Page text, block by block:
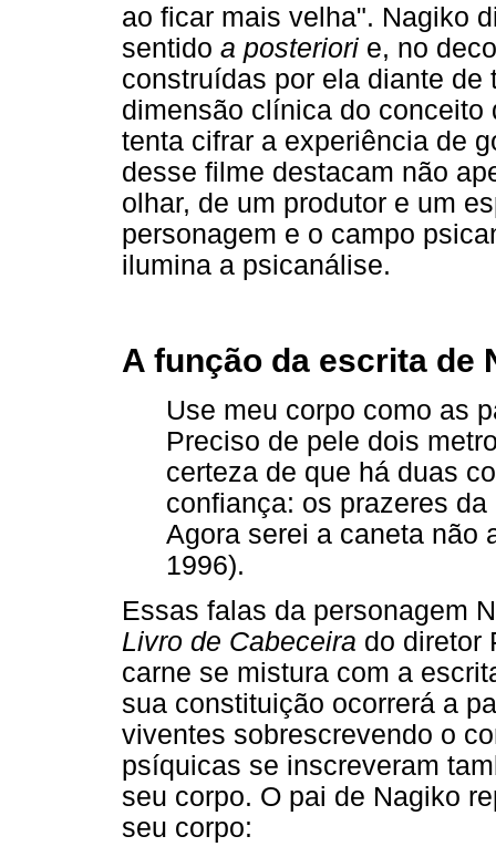
ao ficar mais velha". Nagiko
sentido a posteriori e, no
construídas por ela diante
dimensão clínica do conceito
tenta cifrar a experiência de
desse filme destacam não
olhar, de um produtor e um
personagem e o campo
ilumina a psicanálise.
A função da escrita de
Use meu corpo como as
Preciso de pele dois
certeza de que há duas
confiança: os prazeres
Agora serei a caneta não
1996).
Essas falas da personagem
Livro de Cabeceira do diretor
carne se mistura com a
sua constituição ocorrerá a
viventes sobrescrevendo o
psíquicas se inscreveram
seu corpo. O pai de Nagiko
seu corpo: